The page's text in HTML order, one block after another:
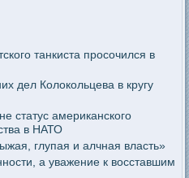
танкиста просочился в
дел Колокольцева в кругу
статус американского
в НАТО
глупая и алчная власть»
а уважение к восставшим